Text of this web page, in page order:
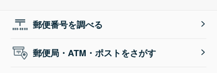
郵便番号を調べる
郵便局・ATM・ポストをさがす